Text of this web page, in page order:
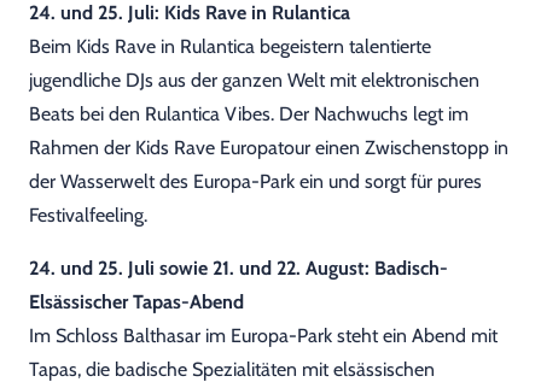
24. und 25. Juli: Kids Rave in Rulantica
Beim Kids Rave in Rulantica begeistern talentierte
jugendliche DJs aus der ganzen Welt mit elektronischen
Beats bei den Rulantica Vibes. Der Nachwuchs legt im
Rahmen der Kids Rave Europatour einen Zwischenstopp in
der Wasserwelt des Europa-Park ein und sorgt für pures
Festivalfeeling.
24. und 25. Juli sowie 21. und 22. August: Badisch-
Elsässischer Tapas-Abend
Im Schloss Balthasar im Europa-Park steht ein Abend mit
Tapas, die badische Spezialitäten mit elsässischen